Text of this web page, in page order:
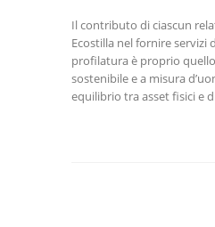
Il contributo di ciascun
Ecostilla nel fornire servizi
profilatura è proprio
sostenibile e a misura
equilibrio tra asset fisici e